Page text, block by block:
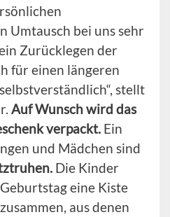
Umtausch bei uns sehr
Zurücklegen der
für einen längeren
stellt
Auf Wunsch wird das
verpackt. Ein
und Mädchen sind
Die Kinder
eine Kiste
aus denen